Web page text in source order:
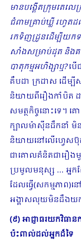
មានបង្តើតក្រុមតេល
ជំពាមគ្រាប់ឃ្លី រហូតដ
រកទិញដ្រូនដើម្បីយកទ
សាំងសម្រាប់ដុត និងគ
បាតុកម្មអហិង្សាឬ?បើ
គឺបដា ក្រដាស ដើម្បី
និយាយពីរឿងកាំបិត ដ
សមត្ថកិច្ចនោះទេ។
ក្បាលម៉ាស៊ីនដឹកនាំ មិ
និយាយនៅលើហ្វេសប៊ុ
ជាគោលគំនិតជារឿងមួ
ប្រមូលមនុស្ស … អ្នក
ដែលធ្វើ(សកម្មភាព)ន
អង្គាសលុយមិនដឹងយ
(៩) អាជ្ញាធរយកវិធា
ប៉ះពាល់ដល់អ្នកដ៏ទៃ